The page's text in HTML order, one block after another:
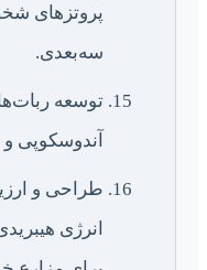
پروتزهای
سه‌بعدی.
توسعه
آندوسکوپی
طراحی و
انرژی